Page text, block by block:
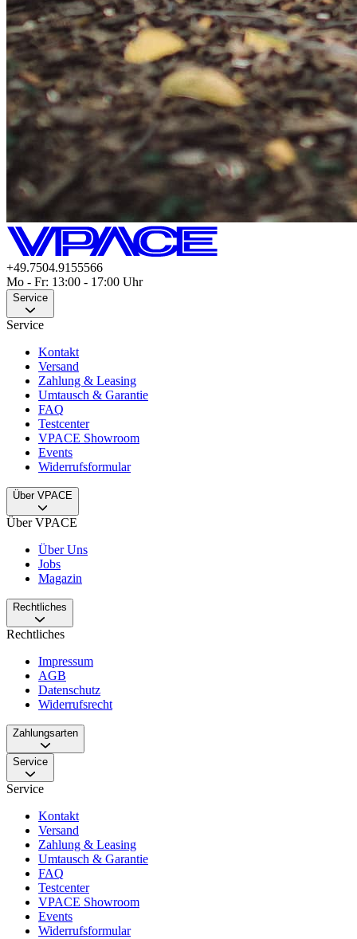
+49.7504.9155566
Mo - Fr: 13:00 - 17:00 Uhr
Service
Service
Kontakt
Versand
Zahlung & Leasing
Umtausch & Garantie
FAQ
Testcenter
VPACE Showroom
Events
Widerrufsformular
Über VPACE
Über VPACE
Über Uns
Jobs
Magazin
Rechtliches
Rechtliches
Impressum
AGB
Datenschutz
Widerrufsrecht
Zahlungsarten
Service
Service
Kontakt
Versand
Zahlung & Leasing
Umtausch & Garantie
FAQ
Testcenter
VPACE Showroom
Events
Widerrufsformular